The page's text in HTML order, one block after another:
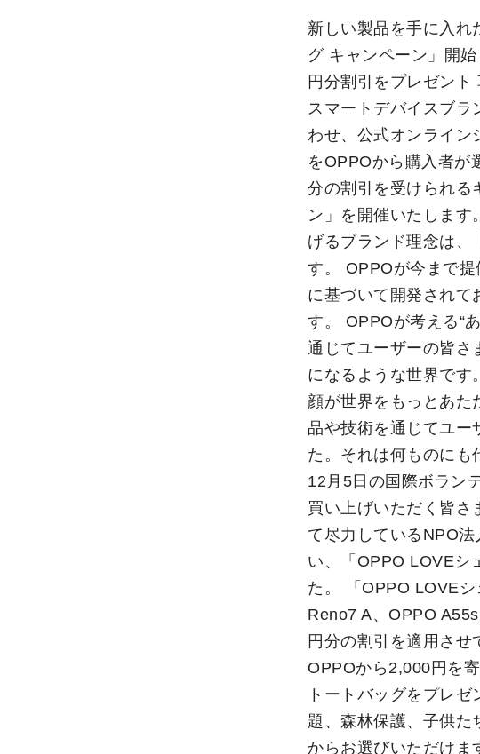
新しい製品を手に入れ
グ キャンペーン」開
円分割引をプレゼント
スマートデバイスブ
わせ、公式オンライン
をOPPOから購入者が
分の割引を受けられる
ン」を開催いたしま
げるブランド理念は、
す。 OPPOが今まで
に基づいて開発されて
す。 OPPOが考える“
通じてユーザーの皆さ
になるような世界です
顔が世界をもっとあた
品や技術を通じてユー
た。それは何ものにも
12月5日の国際ボラン
買い上げいただく皆さ
て尽力しているNPO
い、「OPPO LOVEシ
た。 「OPPO LOVE
Reno7 A、OPPO
円分の割引を適用させ
OPPOから2,000円を
トートバッグをプレ
題、森林保護、子供た
からお選びいただけま